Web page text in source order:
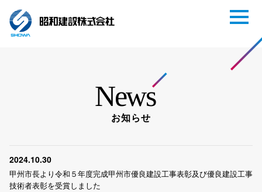
News
お知らせ
2024.10.30
甲州市長より令和５年度完成甲州市優良建設工事表彰及び優良建設工事
技術者表彰を受賞しました